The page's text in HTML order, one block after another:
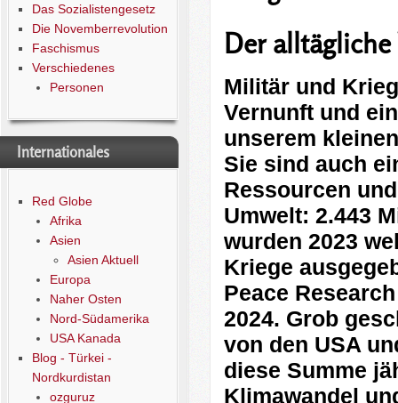
Das Sozialistengesetz
Die Novemberrevolution
Faschismus
Verschiedenes
Personen
Internationales
Red Globe
Afrika
Asien
Asien Aktuell
Europa
Naher Osten
Nord-Südamerika
USA Kanada
Blog - Türkei -
Nordkurdistan
ozguruz
Der
Militär und
Vernunft und
unserem
Sie sind auch
Ressourcen
Umwelt: 2.443
wurden 2023
Kriege
Peace
2024. Grob
von den USA
diese Summe
Klimawandel